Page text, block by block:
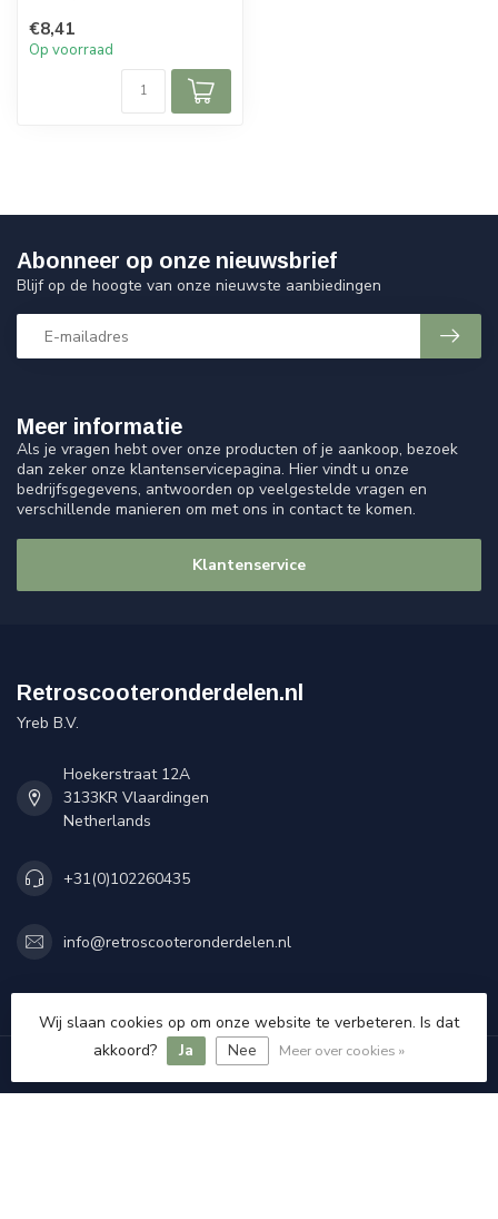
€8,41
Op voorraad
Meer informatie
Als je vragen hebt over onze producten of je aankoop, bezoek
dan zeker onze klantenservicepagina. Hier vindt u onze
bedrijfsgegevens, antwoorden op veelgestelde vragen en
verschillende manieren om met ons in contact te komen.
Klantenservice
Abonneer op onze nieuwsbrief
Blijf op de hoogte van onze nieuwste aanbiedingen
Retroscooteronderdelen.nl
Yreb B.V.
Hoekerstraat 12A
3133KR Vlaardingen
Netherlands
+31(0)102260435
info@retroscooteronderdelen.nl
Wij slaan cookies op om onze website te verbeteren. Is dat
akkoord?
Ja Nee Meer over cookies »